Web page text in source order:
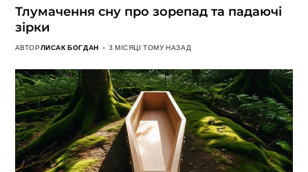
Тлумачення сну про зорепад та падаючі
зірки
АВТОРЛИСАК БОГДАН 3 МІСЯЦІ ТОМУ НАЗАД